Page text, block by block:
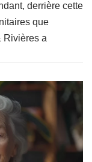
derrière cette
que
Rivières a